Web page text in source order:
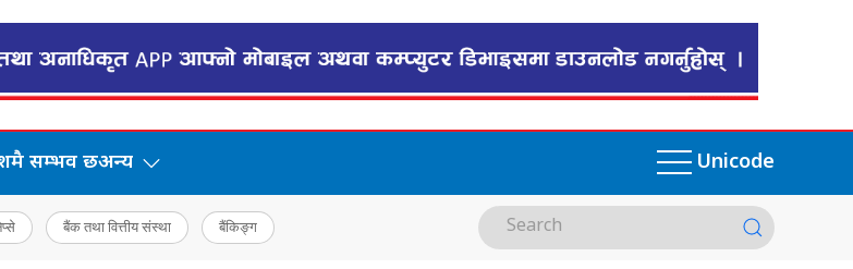
सम्भव छअन्य Unicode
बैंक तथा वित्तीय संस्था बैंकिङ्ग